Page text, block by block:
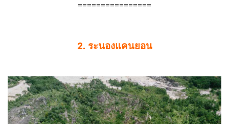
================
2. ระนองแคนยอน